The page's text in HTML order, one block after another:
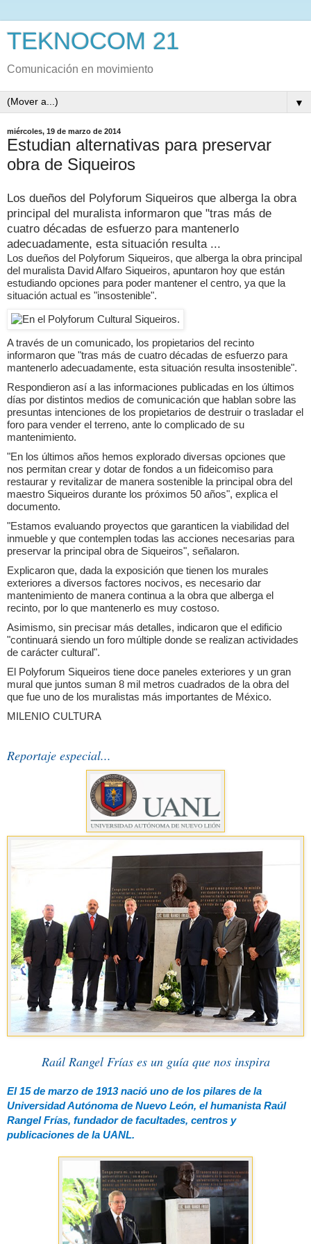
TEKNOCOM 21
Comunicación en movimiento
▼
miércoles, 19 de marzo de 2014
Estudian alternativas para preservar
obra de Siqueiros
Los dueños del Polyforum Siqueiros que alberga la obra
principal del muralista informaron que "tras más de
cuatro décadas de esfuerzo para mantenerlo
adecuadamente, esta situación resulta ...
Los dueños del Polyforum Siqueiros, que alberga la obra principal
del muralista David Alfaro Siqueiros, apuntaron hoy que están
estudiando opciones para poder mantener el centro, ya que la
situación actual es "insostenible".
A través de un comunicado, los propietarios del recinto
informaron que "tras más de cuatro décadas de esfuerzo para
mantenerlo adecuadamente, esta situación resulta insostenible".
Respondieron así a las informaciones publicadas en los últimos
días por distintos medios de comunicación que hablan sobre las
presuntas intenciones de los propietarios de destruir o trasladar el
foro para vender el terreno, ante lo complicado de su
mantenimiento.
"En los últimos años hemos explorado diversas opciones que
nos permitan crear y dotar de fondos a un fideicomiso para
restaurar y revitalizar de manera sostenible la principal obra del
maestro Siqueiros durante los próximos 50 años", explica el
documento.
"Estamos evaluando proyectos que garanticen la viabilidad del
inmueble y que contemplen todas las acciones necesarias para
preservar la principal obra de Siqueiros", señalaron.
Explicaron que, dada la exposición que tienen los murales
exteriores a diversos factores nocivos, es necesario dar
mantenimiento de manera continua a la obra que alberga el
recinto, por lo que mantenerlo es muy costoso.
Asimismo, sin precisar más detalles, indicaron que el edificio
"continuará siendo un foro múltiple donde se realizan actividades
de carácter cultural".
El Polyforum Siqueiros tiene doce paneles exteriores y un gran
mural que juntos suman 8 mil metros cuadrados de la obra del
que fue uno de los muralistas más importantes de México.
MILENIO CULTURA
Reportaje especial...
Raúl Rangel Frías es un guía que nos inspira
El 15 de marzo de 1913 nació uno de los pilares de la
Universidad Autónoma de Nuevo León, el humanista Raúl
Rangel Frías, fundador de facultades, centros y
publicaciones de la UANL.